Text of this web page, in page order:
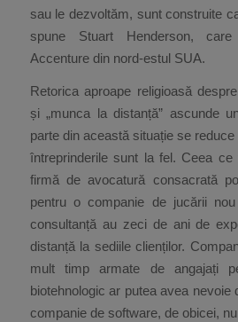
sau le dezvoltăm, sunt construite
spune Stuart Henderson, care
Accenture din nord-estul SUA.
Retorica aproape religioasă
și „munca la distanță” ascunde
parte din această situație se
întreprinderile sunt la fel. Ceea ce
firmă de avocatură consacrată
pentru o companie de jucării
consultanță au zeci de ani de
distanță la sediile clienților.
mult timp armate de angajați
biotehnologic ar putea avea nevoie
companie de software, de obicei,